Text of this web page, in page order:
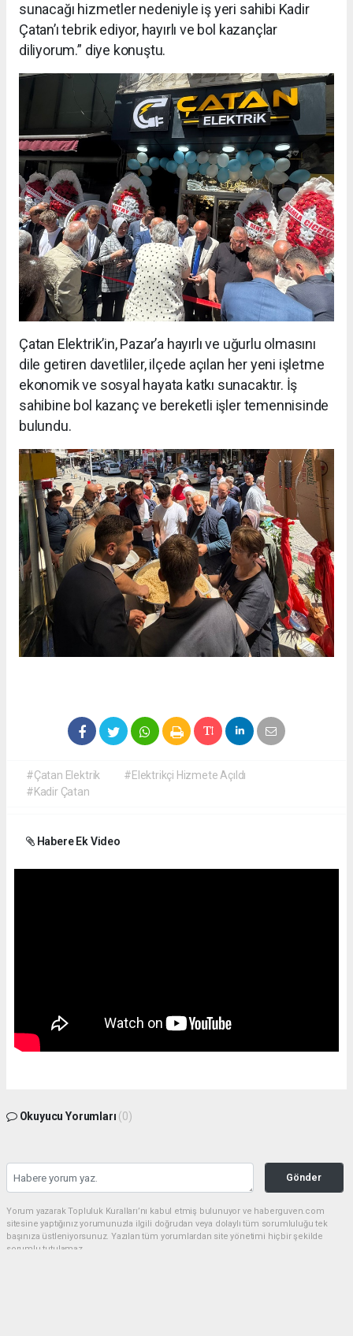
sunacağı hizmetler nedeniyle iş yeri sahibi Kadir
Çatan’ı tebrik ediyor, hayırlı ve bol kazançlar
diliyorum.” diye konuştu.
Çatan Elektrik’in, Pazar’a hayırlı ve uğurlu olmasını
dile getiren davetliler, ilçede açılan her yeni işletme
ekonomik ve sosyal hayata katkı sunacaktır. İş
sahibine bol kazanç ve bereketli işler temennisinde
bulundu.
#Çatan Elektrik
#Elektrikçi Hizmete Açıldı
#Kadir Çatan
Habere Ek Video
Okuyucu Yorumları (0)
Gönder
Yorum yazarak Topluluk Kuralları’nı kabul etmiş bulunuyor ve haberguven.com
sitesine yaptığınız yorumunuzla ilgili doğrudan veya dolaylı tüm sorumluluğu tek
başınıza üstleniyorsunuz. Yazılan tüm yorumlardan site yönetimi hiçbir şekilde
sorumlu tutulamaz.